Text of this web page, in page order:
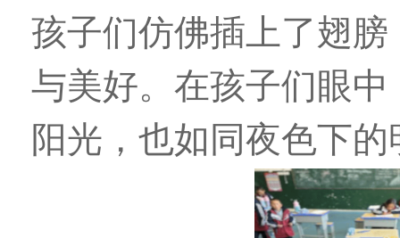
孩子们仿佛插上了翅
与美好。在孩子们眼
阳光，也如同夜色下的